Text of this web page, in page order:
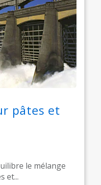
pâtes et
le mélange
et...